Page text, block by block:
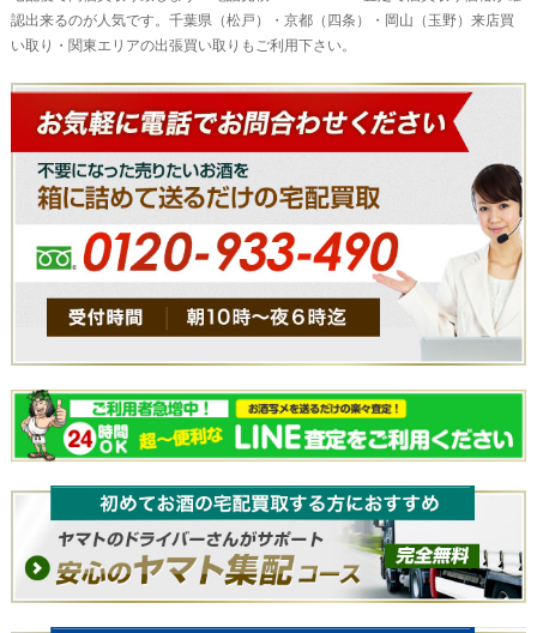
認出来るのが人気です。千葉県（松戸）・京都（四条）・岡山（玉野）来店買
い取り・関東エリアの出張買い取りもご利用下さい。